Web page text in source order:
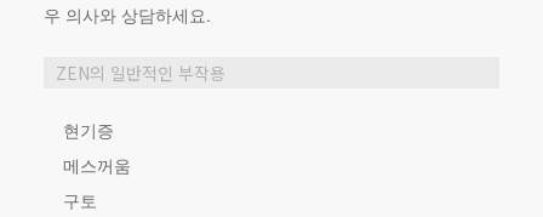
우 의사와 상담하세요.
ZEN의 일반적인 부작용
현기증
메스꺼움
구토